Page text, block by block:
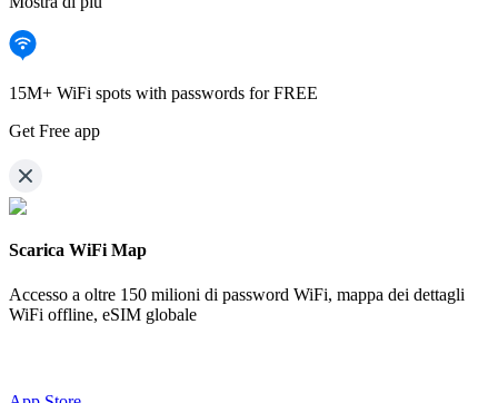
15M+ WiFi spots with passwords for FREE
Get Free app
Scarica WiFi Map
Accesso a oltre 150 milioni di password WiFi, mappa dei dettagli
WiFi offline, eSIM globale